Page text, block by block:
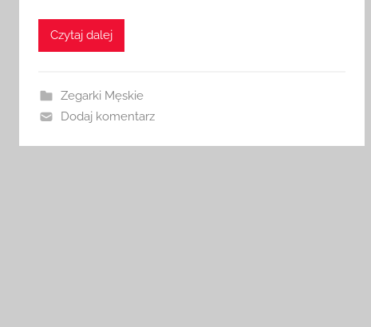
Czytaj dalej
Zegarki Męskie
Dodaj komentarz